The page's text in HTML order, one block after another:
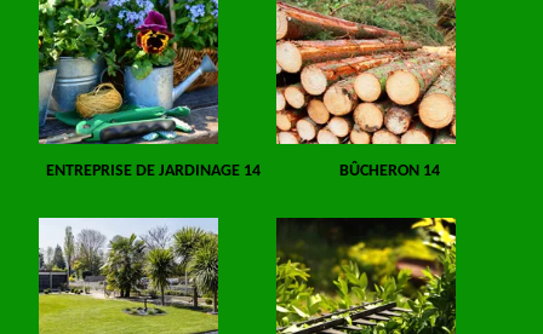
ENTREPRISE DE JARDINAGE 14 BÛCHERON 14